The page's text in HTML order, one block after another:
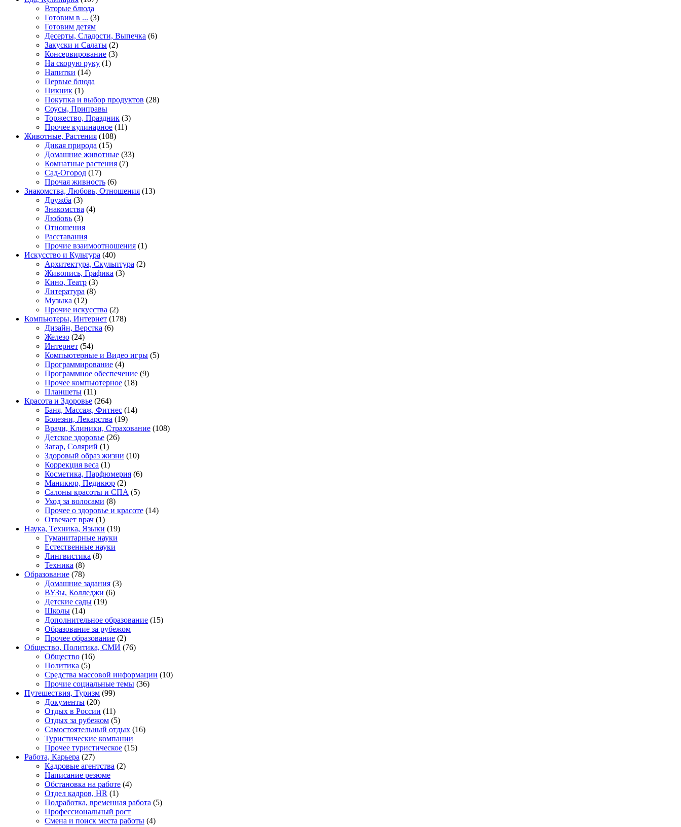
Вторые блюда
Готовим в ... (3)
Готовим детям
Десерты, Сладости, Выпечка (6)
Закуски и Салаты (2)
Консервирование (3)
На скорую руку (1)
Напитки (14)
Первые блюда
Пикник (1)
Покупка и выбор продуктов (28)
Соусы, Приправы
Торжество, Праздник (3)
Прочее кулинарное (11)
Животные, Растения (108)
Дикая природа (15)
Домашние животные (33)
Комнатные растения (7)
Сад-Огород (17)
Прочая живность (6)
Знакомства, Любовь, Отношения (13)
Дружба (3)
Знакомства (4)
Любовь (3)
Отношения
Расставания
Прочие взаимоотношения (1)
Искусство и Культура (40)
Архитектура, Скульптура (2)
Живопись, Графика (3)
Кино, Театр (3)
Литература (8)
Музыка (12)
Прочие искусства (2)
Компьютеры, Интернет (178)
Дизайн, Верстка (6)
Железо (24)
Интернет (54)
Компьютерные и Видео игры (5)
Программирование (4)
Программное обеспечение (9)
Прочее компьютерное (18)
Планшеты (11)
Красота и Здоровье (264)
Баня, Массаж, Фитнес (14)
Болезни, Лекарства (19)
Врачи, Клиники, Страхование (108)
Детское здоровье (26)
Загар, Солярий (1)
Здоровый образ жизни (10)
Коррекция веса (1)
Косметика, Парфюмерия (6)
Маникюр, Педикюр (2)
Салоны красоты и СПА (5)
Уход за волосами (8)
Прочее о здоровье и красоте (14)
Отвечает врач (1)
Наука, Техника, Языки (19)
Гуманитарные науки
Естественные науки
Лингвистика (8)
Техника (8)
Образование (78)
Домашние задания (3)
ВУЗы, Колледжи (6)
Детские сады (19)
Школы (14)
Дополнительное образование (15)
Образование за рубежом
Прочее образование (2)
Общество, Политика, СМИ (76)
Общество (16)
Политика (5)
Средства массовой информации (10)
Прочие социальные темы (36)
Путешествия, Туризм (99)
Документы (20)
Отдых в России (11)
Отдых за рубежом (5)
Самостоятельный отдых (16)
Туристические компании
Прочее туристическое (15)
Работа, Карьера (27)
Кадровые агентства (2)
Написание резюме
Обстановка на работе (4)
Отдел кадров, HR (1)
Подработка, временная работа (5)
Профессиональный рост
Смена и поиск места работы (4)